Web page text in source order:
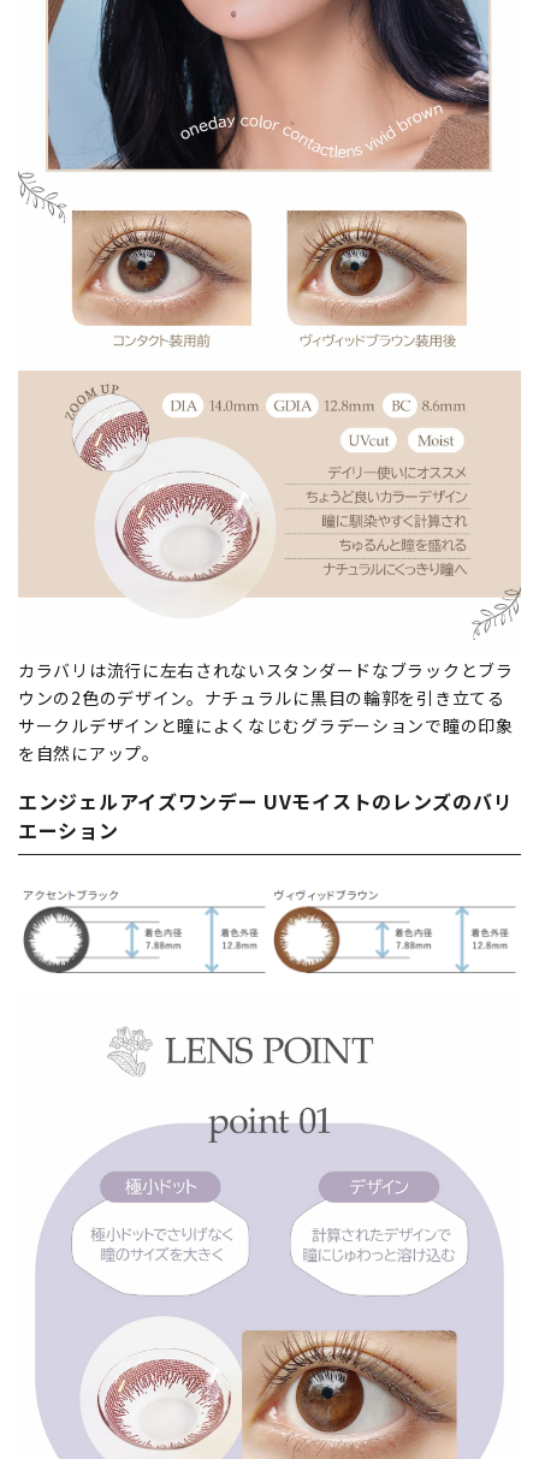
カラバリは流行に左右されないスタンダードなブラックとブラ
ウンの2色のデザイン。ナチュラルに黒目の輪郭を引き立てる
サークルデザインと瞳によくなじむグラデーションで瞳の印象
を自然にアップ。
エンジェルアイズワンデー UVモイストのレンズのバリ
エーション